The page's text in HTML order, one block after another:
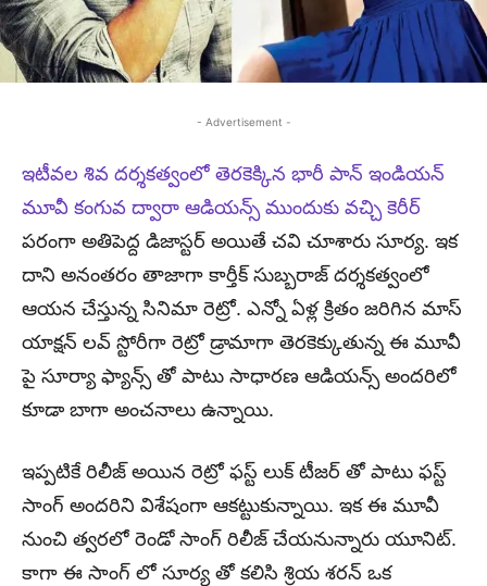
- Advertisement -
ఇటీవల శివ దర్శకత్వంలో తెరకెక్కిన భారీ పాన్ ఇండియన్
మూవీ కంగువ ద్వారా ఆడియన్స్ ముందుకు వచ్చి కెరీర్
పరంగా అతిపెద్ద డిజాస్టర్ అయితే చవి చూశారు సూర్య. ఇక
దాని అనంతరం తాజాగా కార్తీక్ సుబ్బరాజ్ దర్శకత్వంలో
ఆయన చేస్తున్న సినిమా రెట్రో. ఎన్నో ఏళ్ల క్రితం జరిగిన మాస్
యాక్షన్ లవ్ స్టోరీగా రెట్రో డ్రామాగా తెరకెక్కుతున్న ఈ మూవీ
పై సూర్యా ఫ్యాన్స్ తో పాటు సాధారణ ఆడియన్స్ అందరిలో
కూడా బాగా అంచనాలు ఉన్నాయి.
ఇప్పటికే రిలీజ్ అయిన రెట్రో ఫస్ట్ లుక్ టీజర్ తో పాటు ఫస్ట్
సాంగ్ అందరిని విశేషంగా ఆకట్టుకున్నాయి. ఇక ఈ మూవీ
నుంచి త్వరలో రెండో సాంగ్ రిలీజ్ చేయనున్నారు యూనిట్.
కాగా ఈ సాంగ్ లో సూర్య తో కలిసి శ్రియ శరన్ ఒక